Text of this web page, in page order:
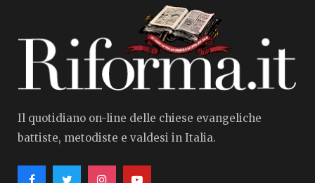
Il quotidiano on-line delle chiese evangeliche
battiste, metodiste e valdesi in Italia.